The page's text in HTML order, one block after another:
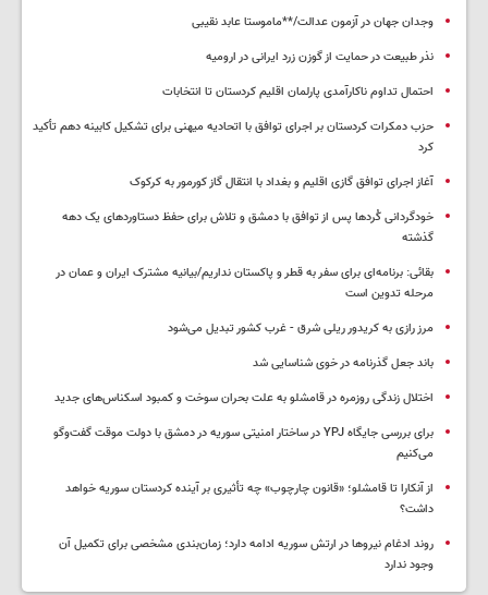
وجدان جهان در آزمون عدالت/**ماموستا عابد نقیبی
نذر طبیعت در حمایت از گوزن زرد ایرانی در ارومیه
احتمال تداوم ناکارآمدی پارلمان اقلیم کردستان تا انتخابات
حزب دمکرات کردستان بر اجرای توافق با اتحادیه میهنی برای تشکیل کابینه دهم تأکید
کرد
آغاز اجرای توافق گازی اقلیم و بغداد با انتقال گاز کورمور به کرکوک
خودگردانی کُردها پس از توافق با دمشق و تلاش برای حفظ دستاوردهای یک دهه
گذشته
بقائی: برنامه‌ای برای سفر به قطر و پاکستان نداریم/بیانیه مشترک ایران و عمان در
مرحله تدوین است
مرز رازی به کریدور ریلی شرق - غرب کشور تبدیل می‌شود
باند جعل گذرنامه در خوی شناسایی شد
اختلال زندگی روزمره در قامشلو به علت بحران سوخت و کمبود اسکناس‌های جدید
برای بررسی جایگاه YPJ در ساختار امنیتی سوریه در دمشق با دولت موقت گفت‌وگو
می‌کنیم
از آنکارا تا قامشلو؛ «قانون چارچوب» چه تأثیری بر آینده کردستان سوریه خواهد
داشت؟
روند ادغام نیروها در ارتش سوریه ادامه دارد؛ زمان‌بندی مشخصی برای تکمیل آن
وجود ندارد